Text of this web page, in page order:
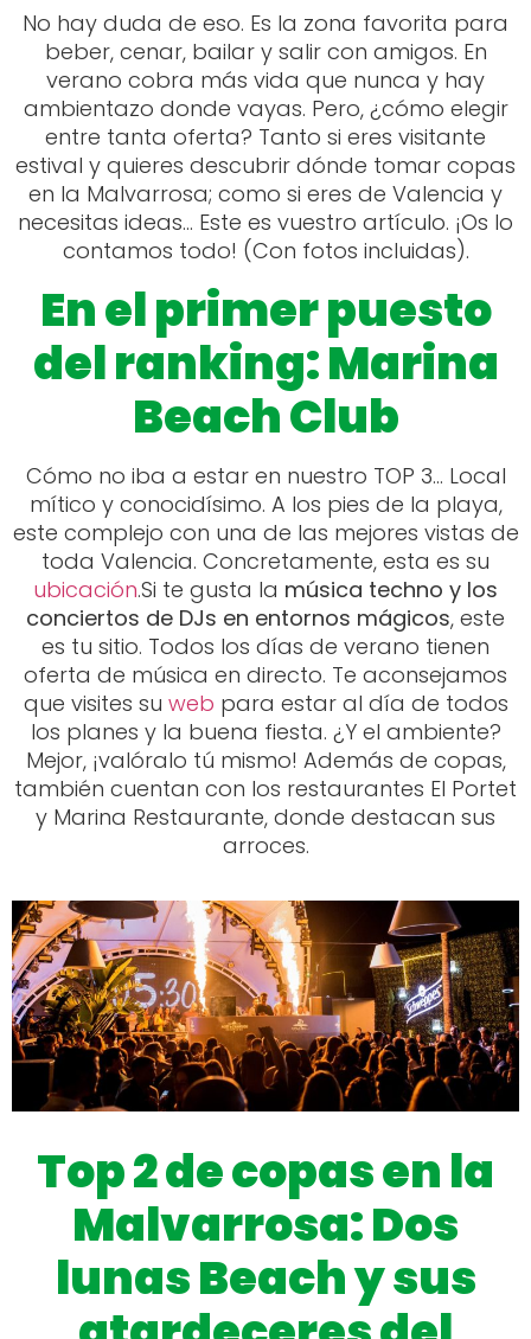
No hay duda de eso. Es la zona favorita para
beber, cenar, bailar y salir con amigos. En
verano cobra más vida que nunca y hay
ambientazo donde vayas. Pero, ¿cómo elegir
entre tanta oferta? Tanto si eres visitante
estival y quieres descubrir dónde tomar copas
en la Malvarrosa; como si eres de Valencia y
necesitas ideas… Este es vuestro artículo. ¡Os lo
contamos todo! (Con fotos incluidas).
En el primer puesto
del ranking: Marina
Beach Club
Cómo no iba a estar en nuestro TOP 3… Local
mítico y conocidísimo. A los pies de la playa,
este complejo con una de las mejores vistas de
toda Valencia. Concretamente, esta es su
ubicación.Si te gusta la música techno y los
conciertos de DJs en entornos mágicos, este
es tu sitio. Todos los días de verano tienen
oferta de música en directo. Te aconsejamos
que visites su web para estar al día de todos
los planes y la buena fiesta. ¿Y el ambiente?
Mejor, ¡valóralo tú mismo! Además de copas,
también cuentan con los restaurantes El Portet
y Marina Restaurante, donde destacan sus
arroces.
Top 2 de copas en la
Malvarrosa: Dos
lunas Beach y sus